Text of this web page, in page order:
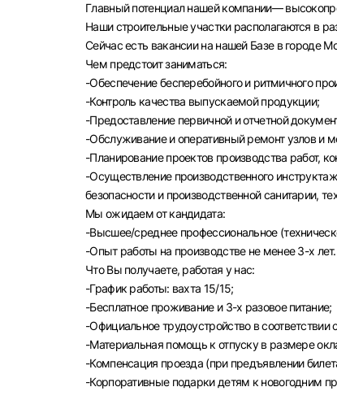
Главный потенциал нашей компании—
Наши строительные участки располагаются в
Сейчас есть вакансии на нашей Базе в городе
Чем предстоит заниматься:
-Обеспечение бесперебойного и ритмичного
-Контроль качества выпускаемой продукции;
-Предоставление первичной и отчетной
-Обслуживание и оперативный ремонт узлов и
-Планирование проектов производства работ,
-Осуществление производственного
безопасности и производственной санитарии,
Мы ожидаем от кандидата:
-Высшее/среднее профессиональное
-Опыт работы на производстве не менее 3-х лет.
Что Вы получаете, работая у нас:
-График работы: вахта 15/15;
-Бесплатное проживание и 3-х разовое питание;
-Официальное трудоустройство в
-Материальная помощь к отпуску в размере
-Компенсация проезда (при предъявлении
-Корпоративные подарки детям к новогодним